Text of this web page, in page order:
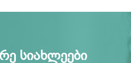
სიახლეები